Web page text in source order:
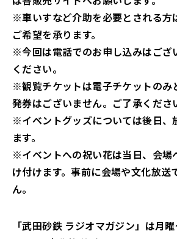
※車いすなど介助を必要とされる方
ご希望を承ります。
※今回は電話でのお申し込みはござ
ください。
※観覧チケットは電子チケットのみ
発券はございません。ご了承くださ
※イベントグッズについては後日、
ます。
※イベントへの祝い花は当日、会場
け付けます。事前に会場や文化放送
ん。
「武田砂鉄 ラジオマガジン」は月